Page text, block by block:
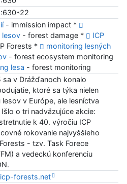
- immission impact *
lesov- forest damage *
ICP
Forests *
monitoring lesných
- forest ecosystem monitoring
lesa - forest monitoring
sa v Drážďanoch konalo
ktoré sa týka nielen
v Európe, ale lesníctva
o tri nadväzujúce akcie:
k 40. výročiu ICP
rokovanie najvyššieho
- tzv. Task Forece
a vedeckú konferenciu
forests.net